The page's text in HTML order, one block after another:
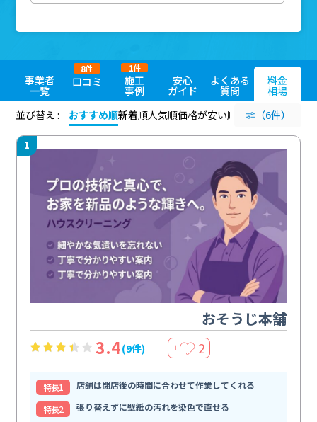
事業者
一覧
口コミ
8件
施工
事例
1件
安心
ガイド
よくある
質問
料金
相場
並び替え :
おすすめ順新着順人気順価格が安い順 評価が高い順
（6件）
1
おそうじ本舗
3.4(9件) ＋ 2
特⻑1
店舗は閉店後の時間に合わせて作業してくれる
特⻑2
張り替えずに壁紙の汚れを染色で直せる